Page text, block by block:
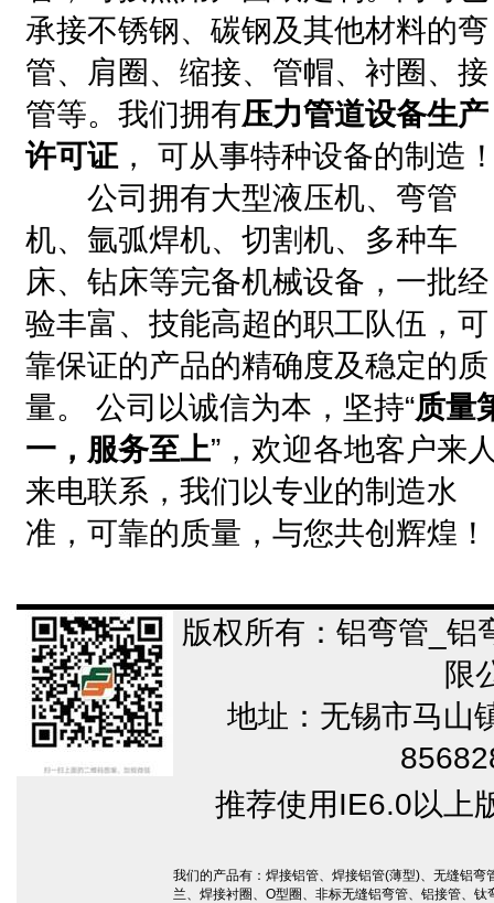
承接不锈钢、碳钢及其他材料的弯
管、肩圈、缩接、管帽、衬圈、接
管等。我们拥有压力管道设备生产
许可证， 可从事特种设备的制造
公司拥有大型液压机、弯管
机、氩弧焊机、切割机、多种车
床、钻床等完备机械设备，一批经
验丰富、技能高超的职工队伍，可
靠保证的产品的精确度及稳定的质
量。 公司以诚信为本，坚持“质量
一，服务至上”，欢迎各地客户来
来电联系，我们以专业的制造水
准，可靠的质量，与您共创辉煌！
版权所有：铝弯管_铝
限
地址：无锡市马山
推荐使用IE6.0以上
我们的产品有： 焊接铝管、 焊接铝管(薄型)、 无缝铝弯
兰、 焊接衬圈 、 O型圈 、 非标无缝铝弯管、 铝接管、 钛